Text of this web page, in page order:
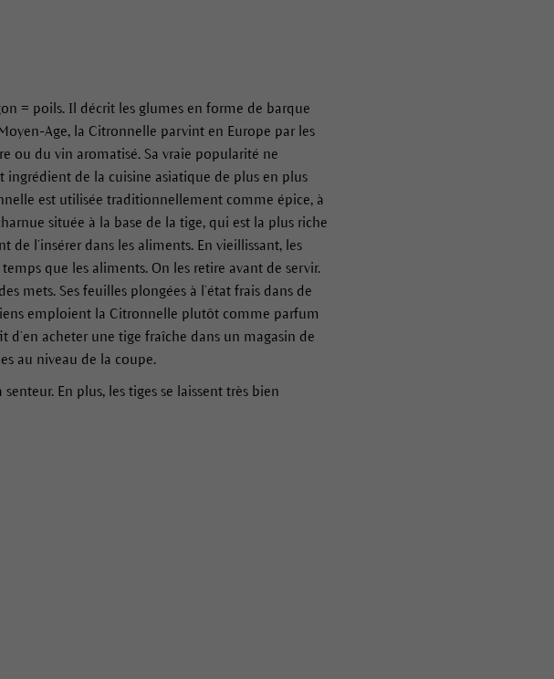
= poils. Il décrit les glumes en forme de barque
Age, la Citronnelle parvint en Europe par les
ou du vin aromatisé. Sa vraie popularité ne
de la cuisine asiatique de plus en plus
est utilisée traditionnellement comme épice, à
située à la base de la tige, qui est la plus riche
l’insérer dans les aliments. En vieillissant, les
que les aliments. On les retire avant de servir.
mets. Ses feuilles plongées à l’état frais dans de
emploient la Citronnelle plutôt comme parfum
acheter une tige fraîche dans un magasin de
au niveau de la coupe.
En plus, les tiges se laissent très bien